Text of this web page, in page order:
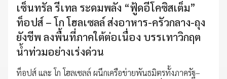
เซ็นทรัล รีเทล ระดมพลัง “ฟู้ดอีโคซิสเต็ม”
ท็อปส์ – โก โฮลเซลล์ ส่งอาหาร-ครัวกลาง-ถุง
ยังชีพ ลงพื้นที่ภาคใต้ต่อเนื่อง บรรเทาวิกฤต
น้ำท่วมอย่างเร่งด่วน
ท็อปส์ และ โก โฮลเซลล์ ผนึกเครือข่ายพันธมิตรทั้งภาครัฐ–